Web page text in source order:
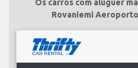
Os carros com aluguer
Rovaniemi